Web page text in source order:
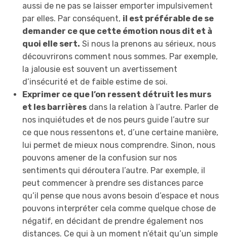
aussi de ne pas se laisser emporter impulsivement
par elles. Par conséquent, il est préférable de se
demander ce que cette émotion nous dit et à
quoi elle sert. Si nous la prenons au sérieux, nous
découvrirons comment nous sommes. Par exemple,
la jalousie est souvent un avertissement
d’insécurité et de faible estime de soi.
Exprimer ce que l’on ressent détruit les murs
et les barrièresdans la relation à l’autre. Parler de
nos inquiétudes et de nos peurs guide l’autre sur
ce que nous ressentons et, d’une certaine manière,
lui permet de mieux nous comprendre. Sinon, nous
pouvons amener de la confusion sur nos
sentiments qui déroutera l’autre. Par exemple, il
peut commencer à prendre ses distances parce
qu’il pense que nous avons besoin d’espace et nous
pouvons interpréter cela comme quelque chose de
négatif, en décidant de prendre également nos
distances. Ce qui à un moment n’était qu’un simple